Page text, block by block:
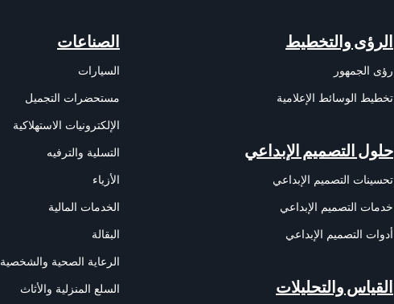
الرؤى والتخطيط
رؤى الجمهور
تخطيط الوسائط الإعلامية
حلول التصميم الإبداعي
تحسينات التصميم الإبداعي
خدمات التصميم الإبداعي
أدوات التصميم الإبداعي
القياس والتحليلات
الصناعات
السيارات
مستحضرات التجميل
الإلكترونيات الاستهلاكية
التسلية والترفيه
الأزياء
الخدمات المالية
البقالة
الرعاية الصحية والشخصية
السلع المنزلية والأثاث